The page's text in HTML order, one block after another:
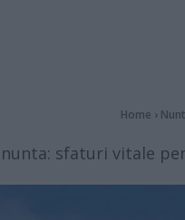
Home ›
sfaturi vitale